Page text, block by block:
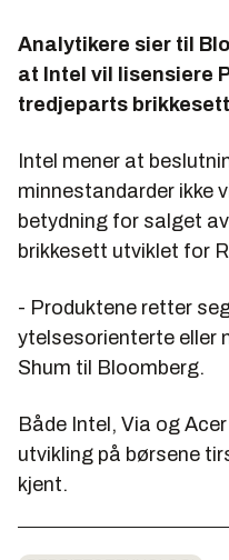
Analytikere sier til
at Intel vil lisensiere
tredjeparts
Intel mener at
minnestandarder ikke
betydning for salget
brikkesett utviklet for
- Produktene retter
ytelsesorienterte eller
Shum til Bloomberg.
Både Intel, Via og
utvikling på børsene
kjent.